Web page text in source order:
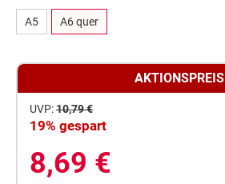
A5 A6 quer
AKTIONSPREIS
UVP:10,79 €
19% gespart
8,69 €